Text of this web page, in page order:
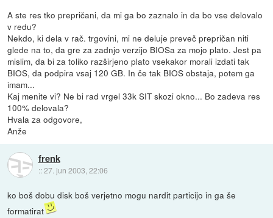
A ste res tko prepričani, da mi ga bo zaznalo in da bo vse delovalo
v redu?
Nekdo, ki dela v rač. trgovini, mi ne deluje preveč prepričan niti
glede na to, da gre za zadnjo verzijo BIOSa za mojo plato. Jest pa
mislim, da bi za toliko razširjeno plato vsekakor morali izdati tak
BIOS, da podpira vsaj 120 GB. In če tak BIOS obstaja, potem ga
imam...
Kaj menite vi? Ne bi rad vrgel 33k SIT skozi okno... Bo zadeva res
100% delovala?
Hvala za odgovore,
Anže
frenk
::27. jun 2003, 22:06
ko boš dobu disk boš verjetno mogu nardit particijo in ga še
formatirat